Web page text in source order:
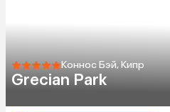
Коннос Бэй, Кипр
Grecian Park